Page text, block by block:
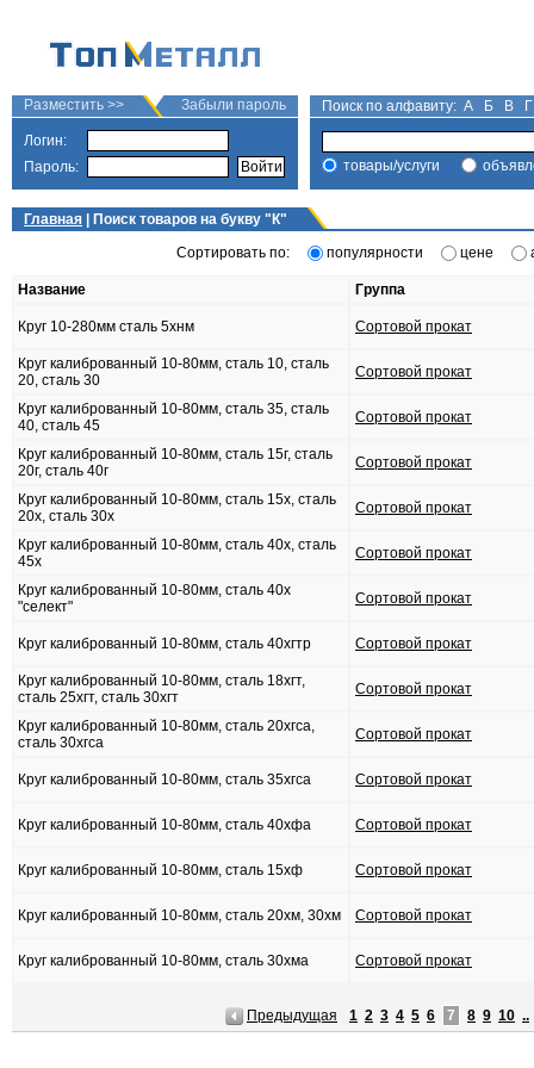
Разместить >> Забыли пароль
Логин:
Пароль:
Поиск по алфавиту: А Б В Г
товары/услуги
Главная | Поиск товаров на букву " К"
Сортировать по:
популярности цене
Название Группа
Круг 10-280мм сталь 5хнм Сортовой прокат
Круг калиброванный 10-80мм, сталь 10, сталь
20, сталь 30
Сортовой прокат
Круг калиброванный 10-80мм, сталь 35, сталь
40, сталь 45
Сортовой прокат
Круг калиброванный 10-80мм, сталь 15г, сталь
20г, сталь 40г
Сортовой прокат
Круг калиброванный 10-80мм, сталь 15х, сталь
20х, сталь 30х
Сортовой прокат
Круг калиброванный 10-80мм, сталь 40х, сталь
45х
Сортовой прокат
Круг калиброванный 10-80мм, сталь 40х
"селект"
Сортовой прокат
Круг калиброванный 10-80мм, сталь 40хгтр Сортовой прокат
Круг калиброванный 10-80мм, сталь 18хгт,
сталь 25хгт, сталь 30хгт
Сортовой прокат
Круг калиброванный 10-80мм, сталь 20хгса,
сталь 30хгса
Сортовой прокат
Круг калиброванный 10-80мм, сталь 35хгса Сортовой прокат
Круг калиброванный 10-80мм, сталь 40хфа Сортовой прокат
Круг калиброванный 10-80мм, сталь 15хф Сортовой прокат
Круг калиброванный 10-80мм, сталь 20хм, 30хм Сортовой прокат
Круг калиброванный 10-80мм, сталь 30хма Сортовой прокат
Предыдущая 1 2 3 4 5 6 7 8 9 10 ..